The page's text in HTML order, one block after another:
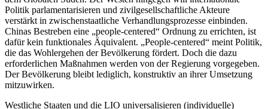
Politik parlamentarisieren und zivilgesellschaftliche Akteure
verstärkt in zwischenstaatliche Verhandlungsprozesse einbinden.
Chinas Bestreben eine „people-centered“ Ordnung zu errichten, ist
dafür kein funktionales Äquivalent. „People-centered“ meint Politik,
die das Wohlergehen der Bevölkerung fördert. Doch die dazu
erforderlichen Maßnahmen werden von der Regierung vorgegeben.
Der Bevölkerung bleibt lediglich, konstruktiv an ihrer Umsetzung
mitzuwirken.
Westliche Staaten und die LIO universalisieren (individuelle)